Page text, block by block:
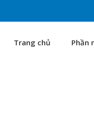
Trang chủ Phần